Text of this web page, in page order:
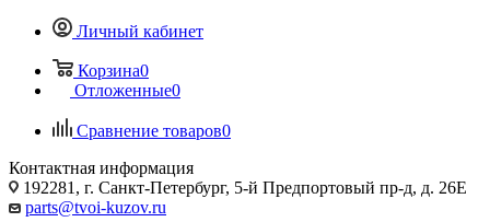
Личный кабинет
Корзина0
Отложенные0
Сравнение товаров0
Контактная информация
192281, г. Санкт-Петербург, 5-й Предпортовый пр-д, д. 26Е
parts@tvoi-kuzov.ru